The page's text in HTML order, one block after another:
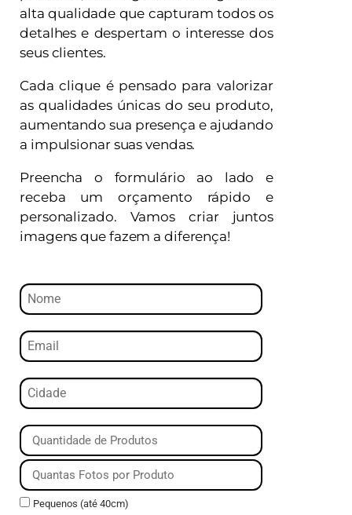
alta qualidade que capturam todos os
detalhes e despertam o interesse dos
seus clientes.
Cada clique é pensado para valorizar
as qualidades únicas do seu produto,
aumentando sua presença e ajudando
a impulsionar suas vendas.
Preencha o formulário ao lado e
receba um orçamento rápido e
personalizado. Vamos criar juntos
imagens que fazem a diferença!
Pequenos (até 40cm)